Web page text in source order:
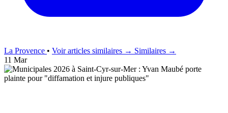
La Provence • Voir articles similaires → Similaires →
11 Mar